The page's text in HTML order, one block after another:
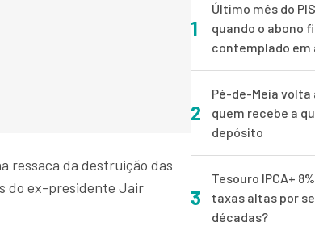
ressaca da destruição das
do ex-presidente Jair
1
Último mês do
quando o abono
contemplado em
2
Pé-de-Meia volta
quem recebe a
depósito
3
Tesouro IPCA+
taxas altas por
décadas?